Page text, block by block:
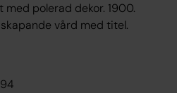
polerad dekor. 1900.
vård med titel.